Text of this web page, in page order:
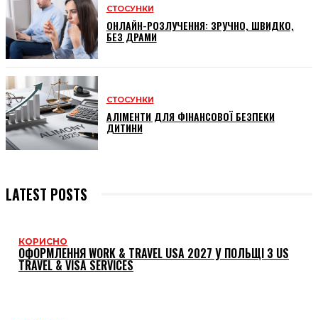
СТОСУНКИ
ОНЛАЙН-РОЗЛУЧЕННЯ: ЗРУЧНО, ШВИДКО,
БЕЗ ДРАМИ
СТОСУНКИ
АЛІМЕНТИ ДЛЯ ФІНАНСОВОЇ БЕЗПЕКИ
ДИТИНИ
LATEST POSTS
КОРИСНО
ОФОРМЛЕННЯ WORK & TRAVEL USA 2027 У ПОЛЬЩІ З US
TRAVEL & VISA SERVICES